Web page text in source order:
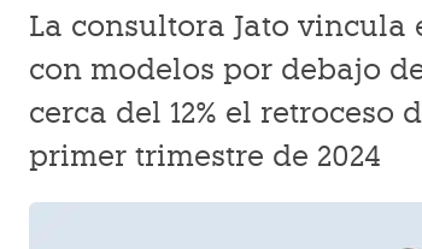
La consultora Jato vincula
con modelos por debajo
cerca del 12% el
primer trimestre de 2024